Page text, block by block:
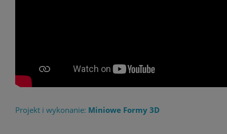
Projekt i wykonanie: Miniowe Formy 3D